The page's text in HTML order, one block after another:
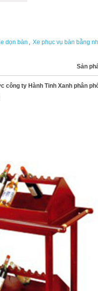
dọn bàn , Xe phục vụ bàn bằng
Sản
ty Hành Tinh Xanh phân